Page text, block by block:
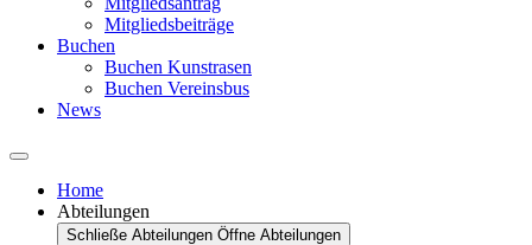
Mitgliedsbeiträge
Buchen
Buchen Kunstrasen
Buchen Vereinsbus
News
Home
Abteilungen
Schließe Abteilungen Öffne Abteilungen